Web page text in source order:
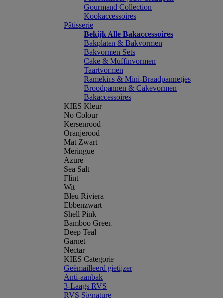
Gourmand Collection
Kookaccessoires
Pâtisserie
Bekijk Alle Bakaccessoires
Bakplaten & Bakvormen
Bakvormen Sets
Cake & Muffinvormen
Taartvormen
Ramekins & Mini-Braadpannetjes
Broodpannen & Cakevormen
Bakaccessoires
KIES Kleur
No Colour
Kersenrood
Oranjerood
Mat Zwart
Meringue
Azure
Sea Salt
Flint
Wit
Bleu Riviera
Ebbenzwart
Shell Pink
Bamboo Green
Deep Teal
Garnet
Nectar
KIES Categorie
Geëmailleerd gietijzer
Anti-aanbak
3-Laags RVS
RVS Signature